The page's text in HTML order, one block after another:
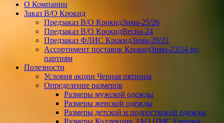
О Компании
Заказ В/О Крокид
Предзаказ В/О КрокидЗима-25/26
Предзаказ В/О КрокидВесна-24
Предзаказ ФЛИС КрокидЗима-20/21
Ассортимент поставок КрокидЗима-23/24 по
партиям
Полезности
Условия акции Черная пятница
Определение размеров
Размеры мужской одежды
Размеры женской одежды
Размеры детской и подростковой одежды
Размеры Коллекции ЗАО ЦМС Евразия